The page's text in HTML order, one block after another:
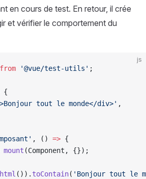
en cours de test. En retour, il crée
et vérifier le comportement du
js
from '@vue/test-utils' ;
{
tout le monde</div>' ,
, () => {
mount (Component , {});
html ()). toContain( 'Bonjour tout le